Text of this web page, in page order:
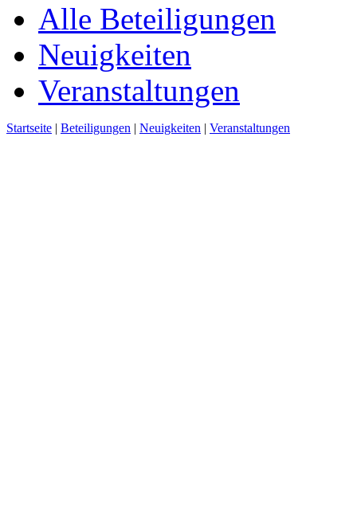
Alle Beteiligungen
Neuigkeiten
Veranstaltungen
Startseite | Beteiligungen | Neuigkeiten | Veranstaltungen